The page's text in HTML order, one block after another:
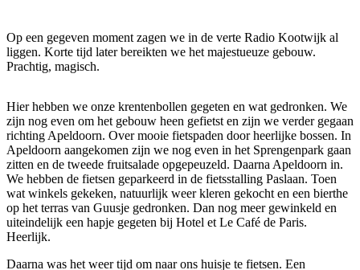
Op een gegeven moment zagen we in de verte Radio Kootwijk al
liggen. Korte tijd later bereikten we het majestueuze gebouw.
Prachtig, magisch.
Hier hebben we onze krentenbollen gegeten en wat gedronken. We
zijn nog even om het gebouw heen gefietst en zijn we verder gegaan
richting Apeldoorn. Over mooie fietspaden door heerlijke bossen. In
Apeldoorn aangekomen zijn we nog even in het Sprengenpark gaan
zitten en de tweede fruitsalade opgepeuzeld. Daarna Apeldoorn in.
We hebben de fietsen geparkeerd in de fietsstalling Paslaan. Toen
wat winkels gekeken, natuurlijk weer kleren gekocht en een bierthe
op het terras van Guusje gedronken. Dan nog meer gewinkeld en
uiteindelijk een hapje gegeten bij Hotel et Le Café de Paris.
Heerlijk.
Daarna was het weer tijd om naar ons huisje te fietsen. Een